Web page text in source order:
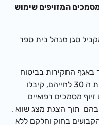
המזויפים שימוש
סגן מנהל בית ספר
החקירות בביטוח
הלאומי שהעלה חשד כי בני הזוג בשנות ה 30 לחייהם, קיבלו
מסמכים רפואיים
תוך הצגת מצג שווא ,
בחוק וחלקם ללא